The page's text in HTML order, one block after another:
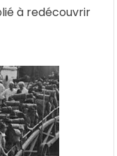
à redécouvrir